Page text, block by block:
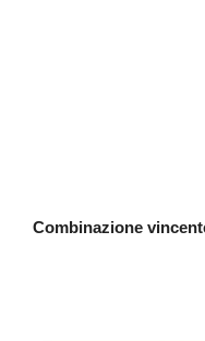
Combinazione